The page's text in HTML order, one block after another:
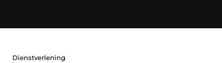
Dienstverlening